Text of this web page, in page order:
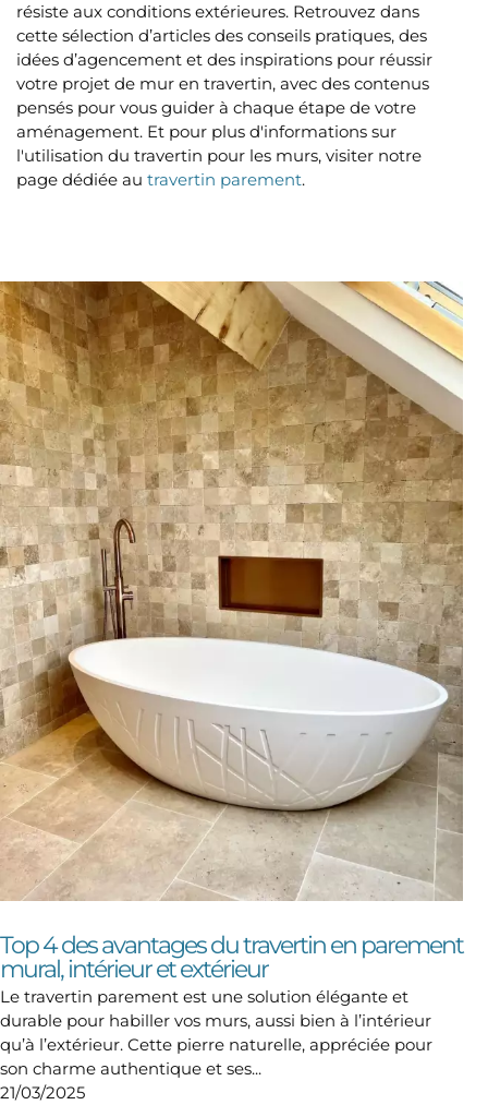
résiste aux conditions extérieures. Retrouvez dans
cette sélection d’articles des conseils pratiques, des
idées d’agencement et des inspirations pour réussir
votre projet de mur en travertin, avec des contenus
pensés pour vous guider à chaque étape de votre
aménagement. Et pour plus d'informations sur
l'utilisation du travertin pour les murs, visiter notre
page dédiée au travertin parement.
Top 4 des avantages du travertin en parement
mural, intérieur et extérieur
Le travertin parement est une solution élégante et
durable pour habiller vos murs, aussi bien à l’intérieur
qu’à l’extérieur. Cette pierre naturelle, appréciée pour
son charme authentique et ses...
21/03/2025